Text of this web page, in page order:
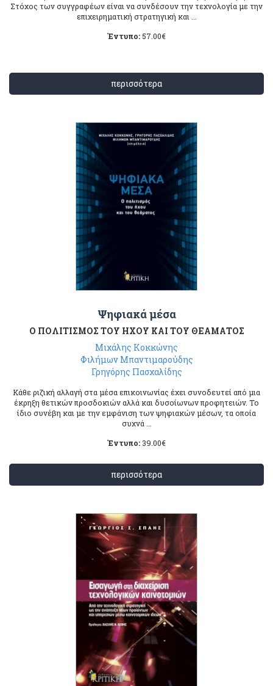
Στόχος των συγγραφέων είναι να συνδέσουν την τεχνολογία με την
επιχειρηματική στρατηγική και ...
Έντυπο: 57.00€
περισσότερα
Ψηφιακά μέσα
Ο ΠΟΛΙΤΙΣΜΟΣ ΤΟΥ ΗΧΟΥ ΚΑΙ ΤΟΥ ΘΕΑΜΑΤΟΣ
Μιχάλης Κοκκώνης
Φιλήμων Μπαντιμαρούδης
Γρηγόρης Πασχαλίδης
Κάθε ριζική αλλαγή στα μέσα επικοινωνίας έχει συνοδευτεί από μια
έκρηξη θετικών προσδοκιών αλλά και δυσοίωνων προφητειών. Το
ίδιο συνέβη και με την εμφάνιση των ψηφιακών μέσων, τα οποία
συχνά ...
Έντυπο: 39.00€
περισσότερα